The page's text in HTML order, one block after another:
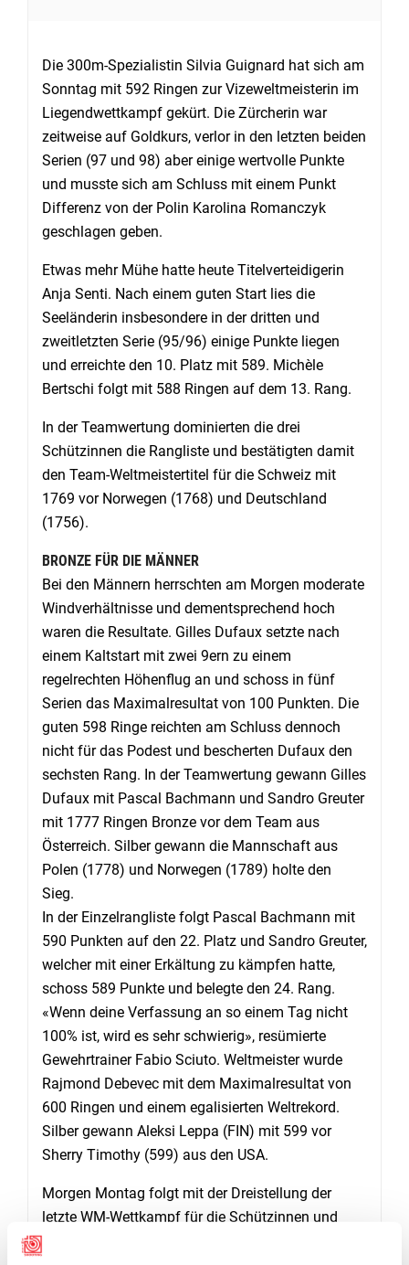
Die 300m-Spezialistin Silvia Guignard hat sich am
Sonntag mit 592 Ringen zur Vizeweltmeisterin im
Liegendwettkampf gekürt. Die Zürcherin war
zeitweise auf Goldkurs, verlor in den letzten beiden
Serien (97 und 98) aber einige wertvolle Punkte
und musste sich am Schluss mit einem Punkt
Differenz von der Polin Karolina Romanczyk
geschlagen geben.
Etwas mehr Mühe hatte heute Titelverteidigerin
Anja Senti. Nach einem guten Start lies die
Seeländerin insbesondere in der dritten und
zweitletzten Serie (95/96) einige Punkte liegen
und erreichte den 10. Platz mit 589. Michèle
Bertschi folgt mit 588 Ringen auf dem 13. Rang.
In der Teamwertung dominierten die drei
Schützinnen die Rangliste und bestätigten damit
den Team-Weltmeistertitel für die Schweiz mit
1769 vor Norwegen (1768) und Deutschland
(1756).
BRONZE FÜR DIE MÄNNER
Bei den Männern herrschten am Morgen moderate
Windverhältnisse und dementsprechend hoch
waren die Resultate. Gilles Dufaux setzte nach
einem Kaltstart mit zwei 9ern zu einem
regelrechten Höhenflug an und schoss in fünf
Serien das Maximalresultat von 100 Punkten. Die
guten 598 Ringe reichten am Schluss dennoch
nicht für das Podest und bescherten Dufaux den
sechsten Rang. In der Teamwertung gewann Gilles
Dufaux mit Pascal Bachmann und Sandro Greuter
mit 1777 Ringen Bronze vor dem Team aus
Österreich. Silber gewann die Mannschaft aus
Polen (1778) und Norwegen (1789) holte den
Sieg.
In der Einzelrangliste folgt Pascal Bachmann mit
590 Punkten auf den 22. Platz und Sandro Greuter,
welcher mit einer Erkältung zu kämpfen hatte,
schoss 589 Punkte und belegte den 24. Rang.
«Wenn deine Verfassung an so einem Tag nicht
100% ist, wird es sehr schwierig», resümierte
Gewehrtrainer Fabio Sciuto. Weltmeister wurde
Rajmond Debevec mit dem Maximalresultat von
600 Ringen und einem egalisierten Weltrekord.
Silber gewann Aleksi Leppa (FIN) mit 599 vor
Sherry Timothy (599) aus den USA.
Morgen Montag folgt mit der Dreistellung der
letzte WM-Wettkampf für die Schützinnen und